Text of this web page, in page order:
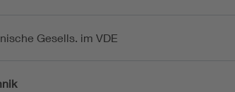
Gesells. im VDE